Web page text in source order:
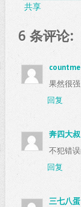
共享
6 条评论:
果然很
回复
奔四大叔
不犯错
回复
三七八蛋